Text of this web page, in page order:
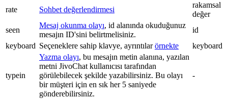
rate
Sohbet değerlendirmesi
rakamsal
değer
seen
Mesaj okunma olayı, id alanında okuduğunuz
mesajın ID'sini belirtmelisiniz.
id
keyboard Seçeneklere sahip klavye, ayrıntılarörnekte keyboard
typein
Yazma olayı, bu mesajın metin alanına, yazılan
metni JivoChat kullanıcısı tarafından
görülebilecek şekilde yazabilirsiniz. Bu olayı
bir müşteri için en sık her 5 saniyede
gönderebilirsiniz.
-